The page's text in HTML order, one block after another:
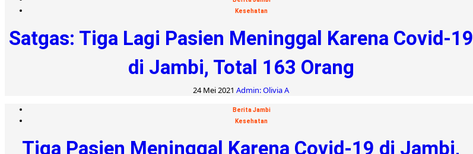
Kesehatan
Satgas: Tiga Lagi Pasien Meninggal Karena Covid-19
di Jambi, Total 163 Orang
24 Mei 2021Admin: Olivia A
Berita Jambi
Kesehatan
Tiga Pasien Meninggal Karena Covid-19 di Jambi,